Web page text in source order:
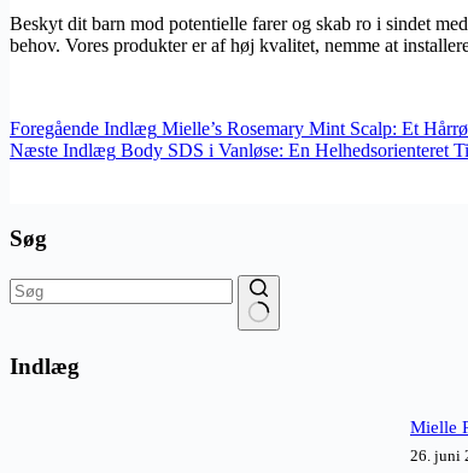
Beskyt dit barn mod potentielle farer og skab ro i sindet
behov. Vores produkter er af høj kvalitet, nemme at
Foregående Indlæg Mielle’s Rosemary Mint Scalp: Et
Næste Indlæg Body SDS i Vanløse: En Helhedsorienteret
Søg
resultater
Indlæg
Mielle
26. juni